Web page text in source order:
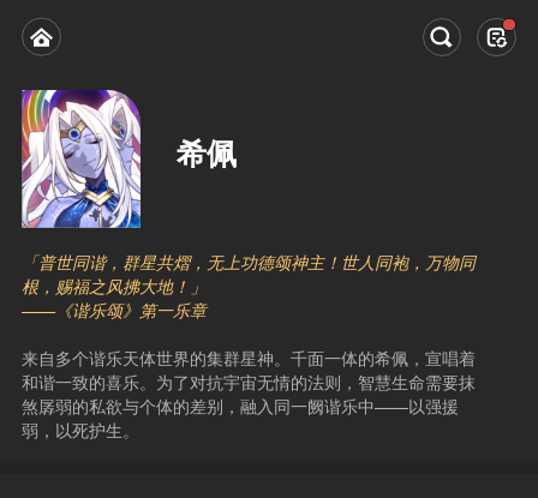
希佩
「普世同谐，群星共熠，无上功德颂神主！世人同袍，万物同
根，赐福之风拂大地！」
——《谐乐颂》第一乐章
来自多个谐乐天体世界的集群星神。千面一体的希佩，宣唱着
和谐一致的喜乐。为了对抗宇宙无情的法则，智慧生命需要抹
煞孱弱的私欲与个体的差别，融入同一阙谐乐中——以强援
弱，以死护生。